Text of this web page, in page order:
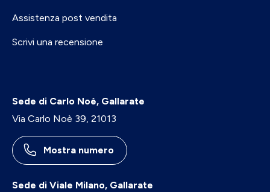
Assistenza post vendita
Scrivi una recensione
Sede di Carlo Noè, Gallarate
Via Carlo Noè 39, 21013
Mostra numero
Sede di Viale Milano, Gallarate